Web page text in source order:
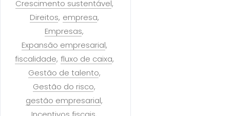
Crescimento sustentável
Direitos empresa
Empresas
Expansão empresarial
fiscalidade fluxo de caixa
Gestão de talento
Gestão do risco
gestão empresarial